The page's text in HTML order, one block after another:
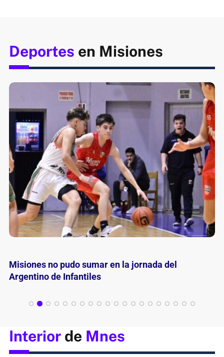
Deportes en Misiones
La final Mitre – River se juega el miércoles